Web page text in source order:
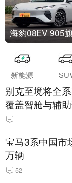
海豹08EV 905
新能源
别克至境将全
覆盖智舱与辅
宝马3系中国市
万辆
52